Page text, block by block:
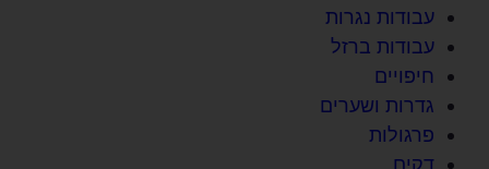
עבודות נגרות
עבודות ברזל
חיפויים
גדרות ושערים
פרגולות